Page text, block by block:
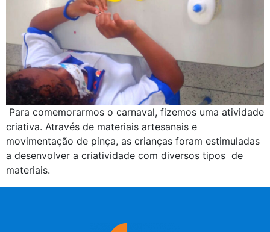
Para comemorarmos o carnaval, fizemos uma atividade
criativa. Através de materiais artesanais e
movimentação de pinça, as crianças foram estimuladas
a desenvolver a criatividade com diversos tipos de
materiais.